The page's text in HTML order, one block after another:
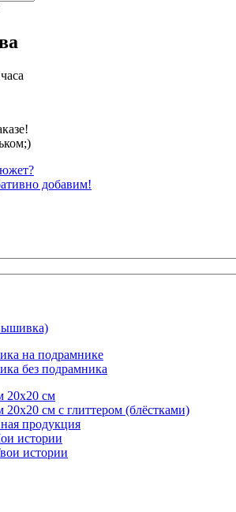
добавим!
на подрамнике
без подрамника
20х20 см
см с глиттером (блёстками)
продукция
истории
истории